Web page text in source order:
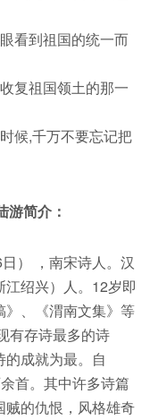
看到祖国的统一而
复祖国领土的那一
候,千万不要忘记把
游简介：
） ，南宋诗人。汉
绍兴）人。12岁即
、《渭南文集》等
有存诗最多的诗
成就为最。自
首。其中许多诗篇
的仇恨，风格雄奇